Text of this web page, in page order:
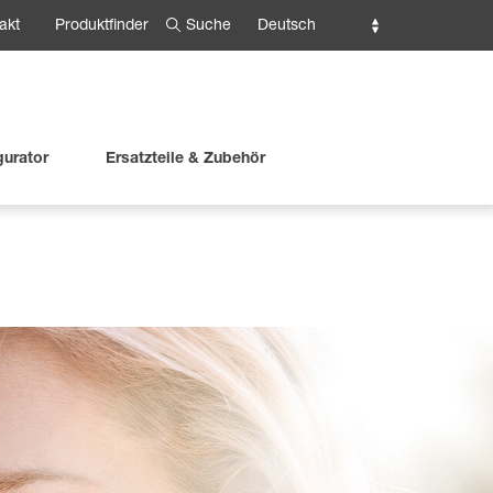
Produktfinder Suche Deutsch
Ersatzteile & Zubehör